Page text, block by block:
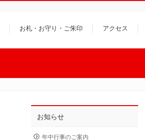
お札・お守り・ご朱印 アクセス
お知らせ
年中行事のご案内